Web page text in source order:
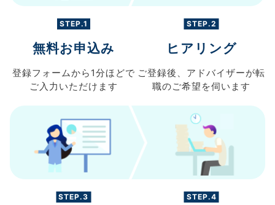
STEP.1
無料お申込み
登録フォームから 1分ほどで
ご入力 いただけます
STEP.2
ヒアリング
ご登録後、 アドバイザーが転
職のご希望を伺います
STEP.3 STEP.4